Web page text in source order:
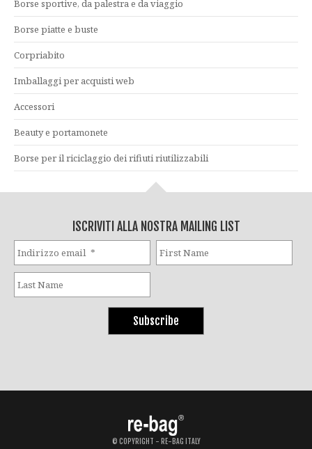
Borse sportive, da palestra e da viaggio
Borse piatte e buste
Corpriabito
Imballaggi per acquisti web
Accessori
Beauty e portamonete
Borse per il riciclaggio dei rifiuti riutilizzabili
ISCRIVITI ALLA NOSTRA MAILING LIST
© COPYRIGHT - RE-BAG ITALY